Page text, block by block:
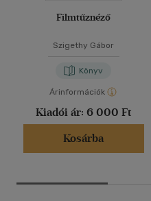
Filmtűznéző
Szigethy Gábor
Könyv
Árinformációk
Kiadói ár: 6 000 Ft
Kosárba